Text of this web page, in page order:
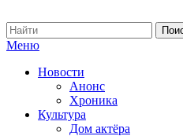
Меню
Новости
Анонс
Хроника
Культура
Дом актёра